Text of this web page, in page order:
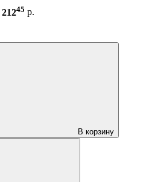
21245 р.
В корзину